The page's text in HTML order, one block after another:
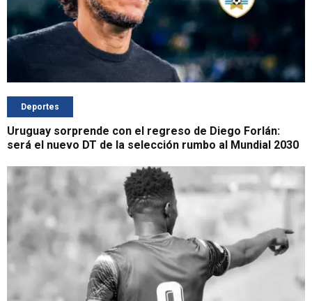
Deportes
Uruguay sorprende con el regreso de Diego Forlán:
será el nuevo DT de la selección rumbo al Mundial 2030